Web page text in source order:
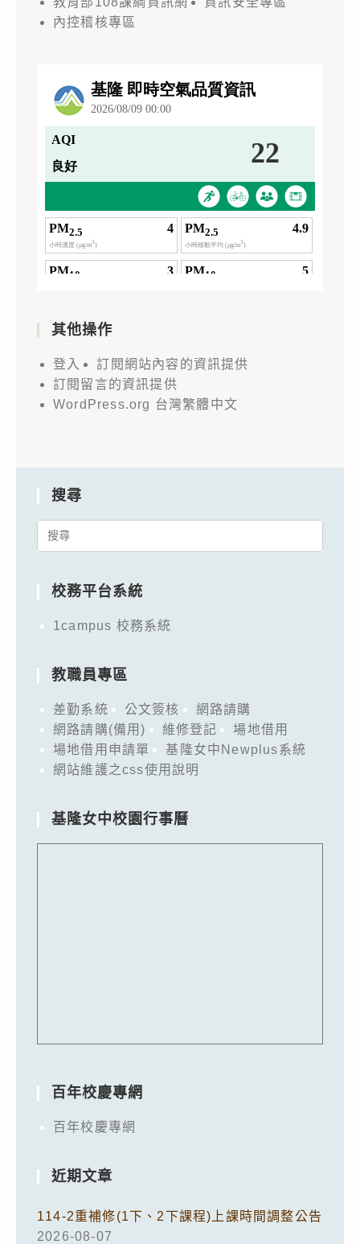
內控稽核專區
其他操作
登入
訂閱網站內容的資訊提供
訂閱留言的資訊提供
WordPress.org 台灣繁體中文
搜尋
Search
校務平台系統
1campus 校務系統
教職員專區
差勤系統 公文簽核
網路請購
網路請購(備用)
維修登記
場地借用
場地借用申請單
基隆女中Newplus系統
網站維護之css使用說明
基隆女中校園行事曆
百年校慶專網
百年校慶專網
近期文章
114-2重補修(1下、2下課程)上課時間調整公告
2026-08-07